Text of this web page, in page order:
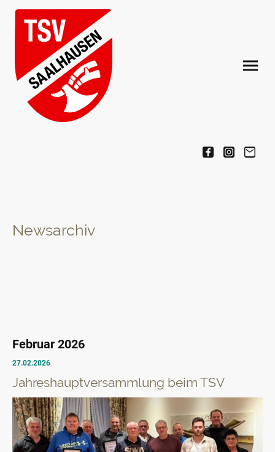
Newsarchiv
Februar 2026
27.02.2026
Jahreshauptversammlung beim TSV